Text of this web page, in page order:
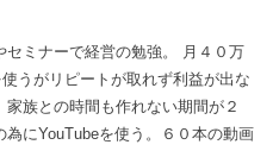
セミナーで経営の勉強。 月４０万
うがリピートが取れず利益が出な
族との時間も作れない期間が２
にYouTubeを使う。６０本の動画